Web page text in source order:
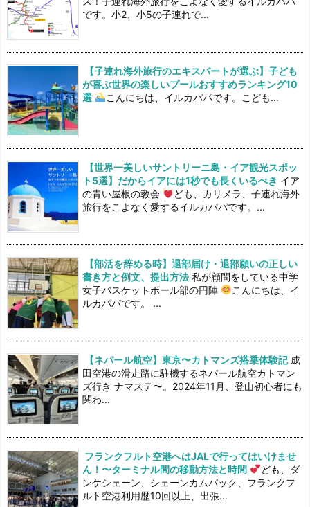
です。小2、小5の子連れで...
【子連れ海外旅行のエキスパートが選ぶ】子ども
が喜ぶ世界の楽しいプールおすすめランキング10
選
こんにちは、イルカパパです。こども...
【世界一美しいサントリーニ島・イア観光スポッ
ト5選】だからイアには1秒でも長くいるべき イア
の青い屋根の教会
ども、カリメラ、子連れ海外
旅行をこよなく愛するイルカパパです。...
【部活を辞める時】退部届け・退部願いの正しい
書き方と例文、提出方法 私が顧問をしている中学
女子バスケットボール部の円陣
こんにちは、イ
ルカパパです。 ...
【ネパール航空】東京〜カトマンズ搭乗体験記 成
田空港の滑走路に駐機するネパール航空カトマン
ズ行き ナマステ〜。2024年11月、登山初心者にも
関わ...
フランクフルト空港へはJALで行ってはいけませ
ん！〜ターミナル間の移動方法と時間
ども、ダ
ンケシェーン、シェーンカムバック、フランクフ
ルト空港利用歴10回以上、出張...